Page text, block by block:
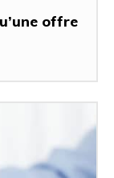
offre